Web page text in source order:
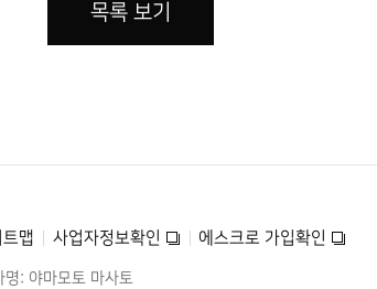
목록 보기
맵 사업자정보확인 에스크로 가입확인
명: 야마모토 마사토